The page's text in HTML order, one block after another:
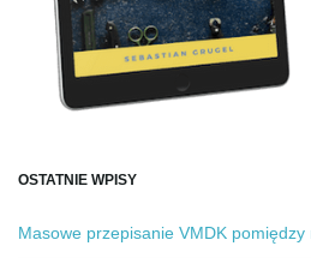
OSTATNIE WPISY
Masowe przepisanie VMDK pomiędzy